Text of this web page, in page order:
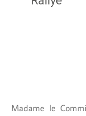
Madame le